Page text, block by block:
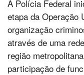
A Polícia Federal
etapa da Operação
organização
através de uma
região
participação de